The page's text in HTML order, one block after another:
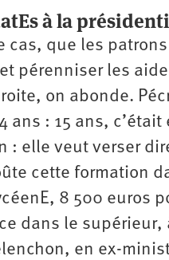
à la
cas, que les
pérenniser les
on abonde.
ans : 15 ans,
: elle veut verser
cette formation
8 500 euros
dans le
en ex-